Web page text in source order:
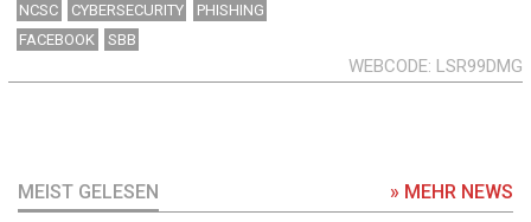
NCSC CYBERSECURITY
PHISHING
FACEBOOK
SBB
WEBCODE LSR99DMG
MEIST GELESEN » MEHR NEWS